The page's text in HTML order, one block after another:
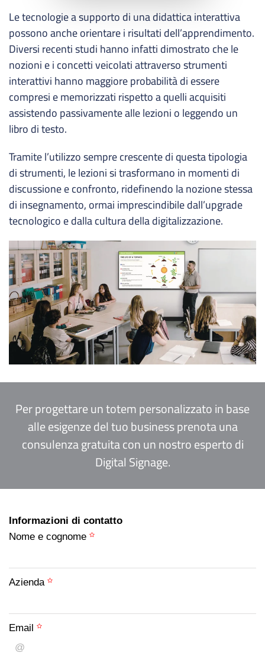
Le tecnologie a supporto di una didattica interattiva
possono anche orientare i risultati dell’apprendimento.
Diversi recenti studi hanno infatti dimostrato che le
nozioni e i concetti veicolati attraverso strumenti
interattivi hanno maggiore probabilità di essere
compresi e memorizzati rispetto a quelli acquisiti
assistendo passivamente alle lezioni o leggendo un
libro di testo.
Tramite l’utilizzo sempre crescente di questa tipologia
di strumenti, le lezioni si trasformano in momenti di
discussione e confronto, ridefinendo la nozione stessa
di insegnamento, ormai imprescindibile dall’upgrade
tecnologico e dalla cultura della digitalizzazione.
Per progettare un totem personalizzato in base
alle esigenze del tuo business prenota una
consulenza gratuita con un nostro esperto di
Digital Signage.
Informazioni di contatto
Nome e cognome
Azienda
Email